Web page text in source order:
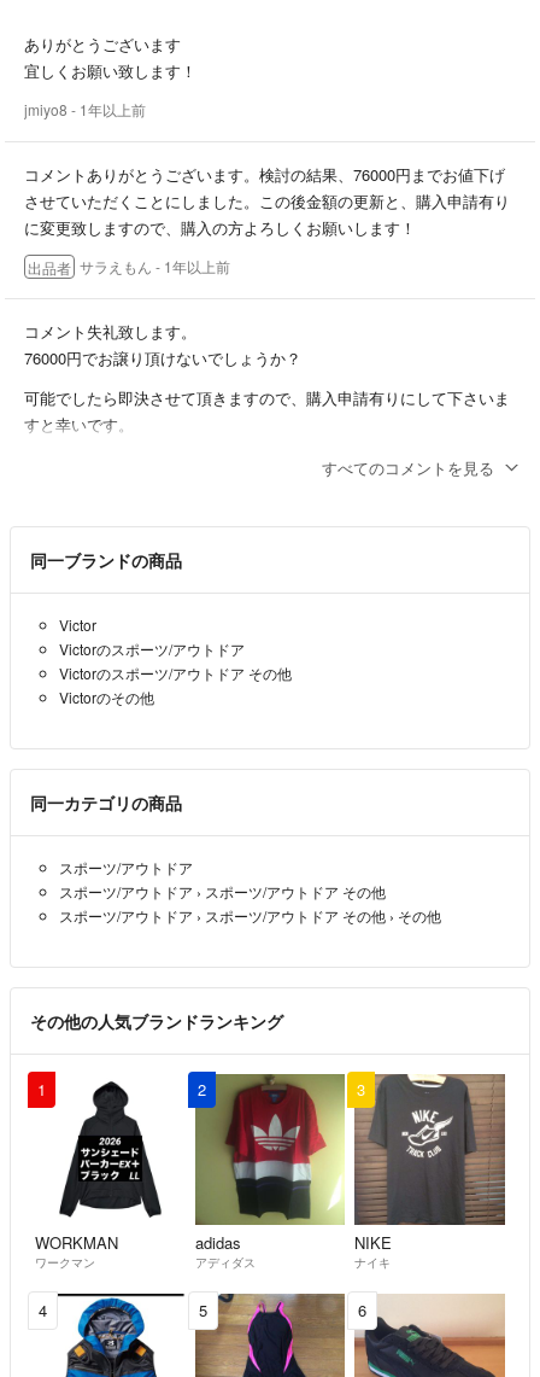
ありがとうございます
宜しくお願い致します！
jmiyo8 - 1年以上前
コメントありがとうございます。検討の結果、76000円までお値下げ
させていただくことにしました。この後金額の更新と、購入申請有り
に変更致しますので、購入の方よろしくお願いします！
出品者 サラえもん - 1年以上前
コメント失礼致します。
76000円でお譲り頂けないでしょうか？
可能でしたら即決させて頂きますので、購入申請有りにして下さいま
すと幸いです。
すべてのコメントを見る
同一ブランドの商品
Victor
Victorのスポーツ/アウトドア
Victorのスポーツ/アウトドア その他
Victorのその他
同一カテゴリの商品
スポーツ/アウトドア
スポーツ/アウトドア › スポーツ/アウトドア その他
スポーツ/アウトドア › スポーツ/アウトドア その他 › その他
その他の人気ブランドランキング
1
WORKMAN
ワークマン
2
adidas
アディダス
3
NIKE
ナイキ
4 5 6